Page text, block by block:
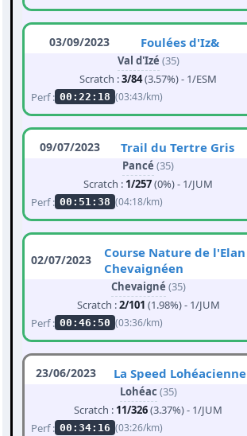
03/09/2023 Foulées d'Iz&
Val d'Izé (35)
Scratch :3/84(3.57%) - 1/ESM
Perf : 00:22:18 (03:43/km)
09/07/2023 Trail du Tertre Gris
Pancé (35)
Scratch : 1/257(0%) - 1/JUM
Perf : 00:51:38 (04:18/km)
02/07/2023
Course Nature de l'Elan
Chevaignéen
Chevaigné (35)
Scratch :2/101 (1.98%) - 1/JUM
Perf : 00:46:50 (03:36/km)
23/06/2023 La Speed Lohéacienne
Lohéac (35)
Scratch : 11/326(3.37%) - 1/JUM
Perf : 00:34:16 (03:26/km)